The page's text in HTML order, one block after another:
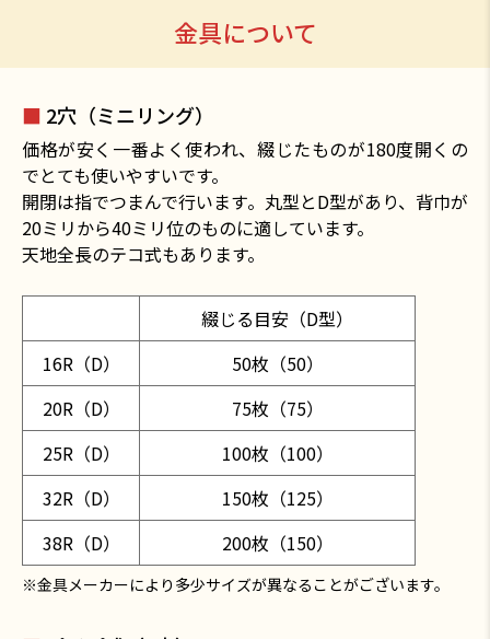
金具について
■ 2穴（ミニリング）
価格が安く一番よく使われ、綴じたものが180度開くの
でとても使いやすいです。
開閉は指でつまんで行います。丸型とD型があり、背巾が
20ミリから40ミリ位のものに適しています。
天地全長のテコ式もあります。
綴じる目安（D型）
16R（D）
50枚（50）
20R（D）
75枚（75）
25R（D）
100枚（100）
32R（D）
150枚（125）
38R（D）
200枚（150）
※金具メーカーにより多少サイズが異なることがございます。